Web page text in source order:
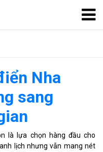
Nha
sang
là lựa chọn hàng đầu cho
lịch nhưng vẫn mang nét